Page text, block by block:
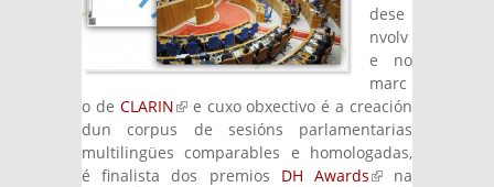
dese
nvolv
e no
marc
o de CLARIN(link is external)
e cuxo obxectivo é a creación
dun corpus de sesións parlamentarias
multilingües comparables e homologadas,
é finalista dos premios DH Awards(link is
na